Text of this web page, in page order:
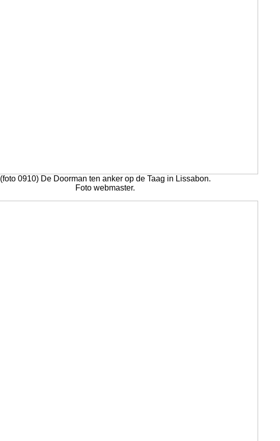
(foto 0910) De Doorman ten anker op de Taag in Lissabon.
Foto webmaster.